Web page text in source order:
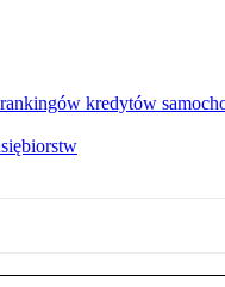
kredytów